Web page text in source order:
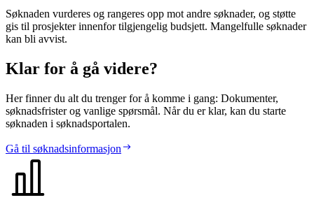
Søknaden vurderes og rangeres opp mot andre søknader, og støtte
gis til prosjekter innenfor tilgjengelig budsjett. Mangelfulle søknader
kan bli avvist.
Klar for å gå videre?
Her finner du alt du trenger for å komme i gang: Dokumenter,
søknadsfrister og vanlige spørsmål. Når du er klar, kan du starte
søknaden i søknadsportalen.
Gå til søknadsinformasjon